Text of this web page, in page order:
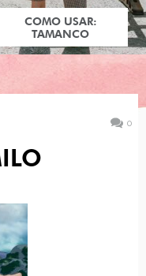
COMO USAR:
TAMANCO
0